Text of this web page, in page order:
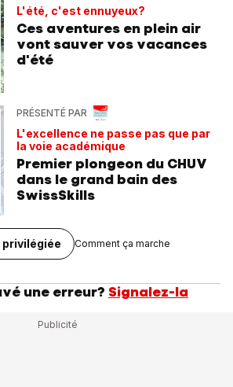
L'été, c'est ennuyeux?
Ces aventures en plein air
vont sauver vos vacances
d'été
PRÉSENTÉ PAR
L'excellence ne passe pas que par
la voie académique
Premier plongeon du CHUV
dans le grand bain des
SwissSkills
privilégiée Comment ça marche
une erreur? Signalez-la